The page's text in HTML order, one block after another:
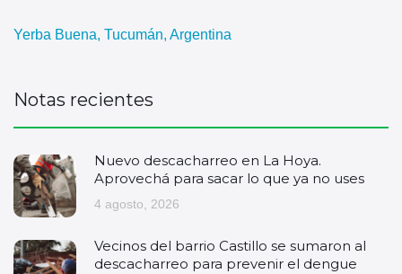
Yerba Buena, Tucumán, Argentina
Notas recientes
Nuevo descacharreo en La Hoya.
Aprovechá para sacar lo que ya no uses
4 agosto, 2026
Vecinos del barrio Castillo se sumaron al
descacharreo para prevenir el dengue